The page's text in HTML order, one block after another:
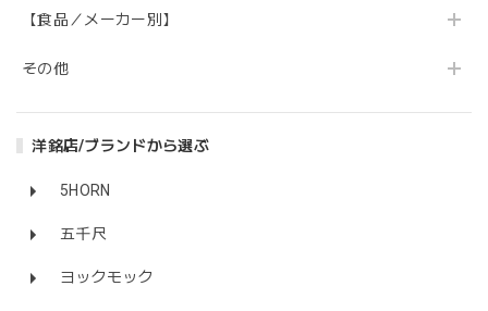
【食品／メーカー別】
その他
洋銘店/ブランドから選ぶ
5HORN
五千尺
ヨックモック